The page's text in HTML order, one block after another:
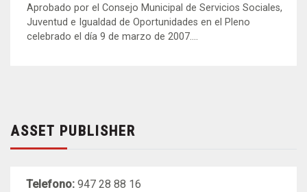
Aprobado por el Consejo Municipal de Servicios Sociales,
Juventud e Igualdad de Oportunidades en el Pleno
celebrado el día 9 de marzo de 2007....
ASSET PUBLISHER
Telefono: 947 28 88 16